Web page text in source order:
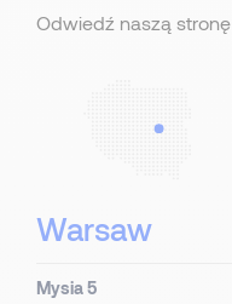
Odwiedź naszą stronę
Warsaw
Mysia 5